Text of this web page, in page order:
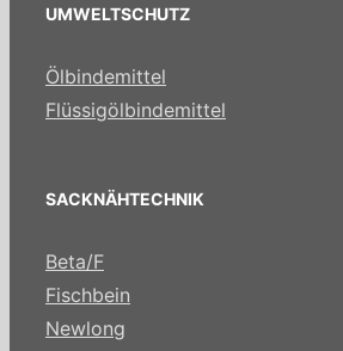
UMWELTSCHUTZ
Ölbindemittel
Flüssigölbindemittel
SACKNÄHTECHNIK
Beta/F
Fischbein
Newlong